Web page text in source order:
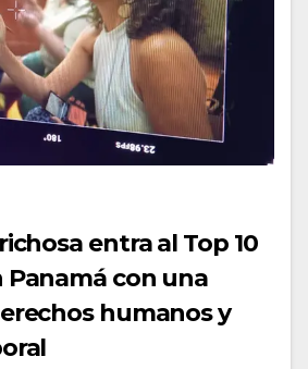
entra al Top 10
Panamá con una
humanos y